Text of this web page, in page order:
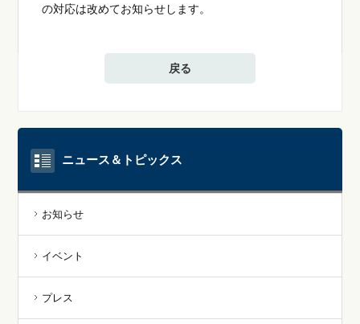
の対応は改めてお知らせします。
戻る
ニュース＆トピックス
お知らせ
イベント
プレス